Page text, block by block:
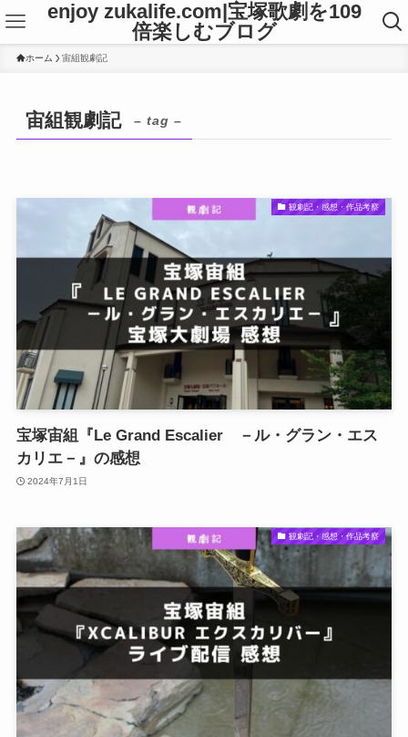
enjoy zukalife.com|宝塚歌劇を109
倍楽しむブログ
ホーム 宙組観劇記
宙組観劇記 – tag –
観劇記・感想・作品考察
宝塚宙組『Le Grand Escalier －ル・グラン・エス
カリエ－』の感想
2024年7月1日
観劇記・感想・作品考察